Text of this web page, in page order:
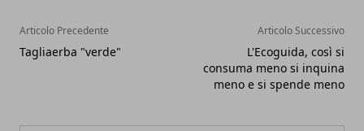
Articolo Precedente
Tagliaerba "verde"
Articolo Successivo
L'Ecoguida, così si
consuma meno si inquina
meno e si spende meno